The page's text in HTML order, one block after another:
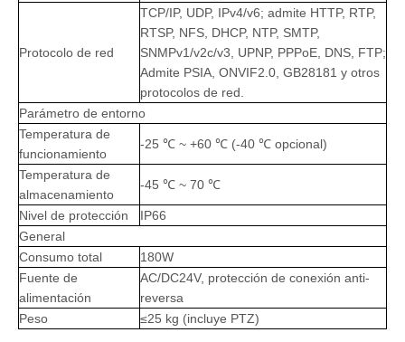
Protocolo de red
TCP/IP, UDP, IPv4/v6; admite HTTP, RTP,
RTSP, NFS, DHCP, NTP, SMTP,
SNMPv1/v2c/v3, UPNP, PPPoE, DNS, FTP;
Admite PSIA, ONVIF2.0, GB28181 y otros
protocolos de red.
Parámetro de entorno
Temperatura de
funcionamiento
-25 ℃ ~ +60 ℃ (-40 ℃ opcional)
Temperatura de
almacenamiento
-45 ℃ ~ 70 ℃
Nivel de protección
IP66
General
Consumo total
180W
Fuente de
alimentación
AC/DC24V, protección de conexión anti-
reversa
Peso
≤25 kg (incluye PTZ)